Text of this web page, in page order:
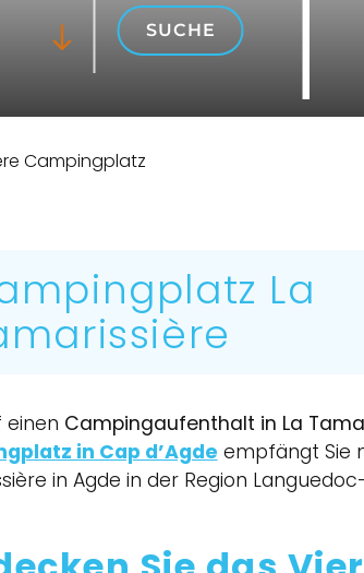
SUCHE
Campingplatz
La
einen Campingaufenthalt in La
in Cap d’Agde empfängt Sie
in Agde in der Region